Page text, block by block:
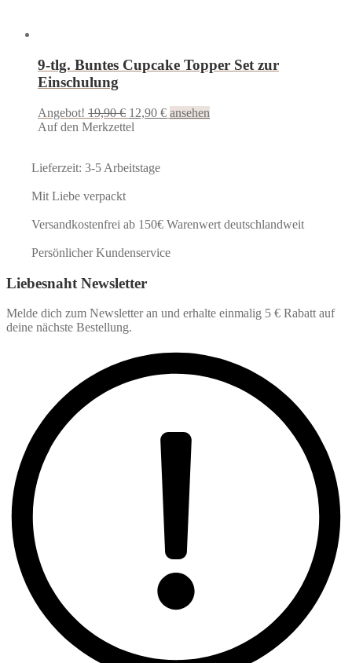
9-tlg. Buntes Cupcake Topper Set zur
Einschulung
Angebot! 19,90€ Ursprünglicher
Preis
12,90 €Aktueller
ansehen
Auf den Merkzettel
Lieferzeit: 3-5 Arbeitstage
Mit Liebe verpackt
Versandkostenfrei ab 150€ Warenwert deutschlandweit
Persönlicher Kundenservice
Liebesnaht Newsletter
Melde dich zum Newsletter an und erhalte einmalig 5 € Rabatt auf
deine nächste Bestellung.